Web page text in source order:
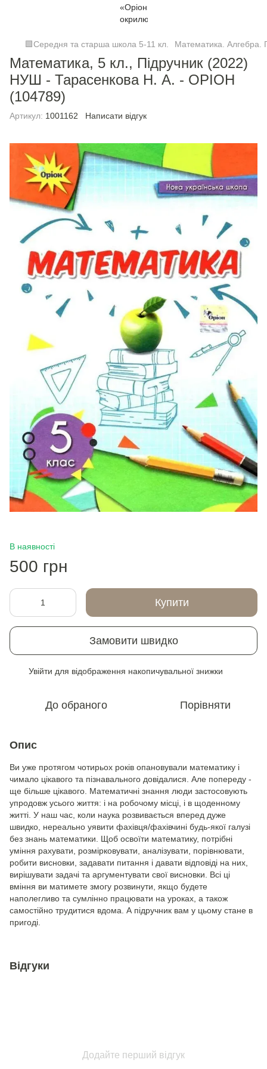
🟩Середня та старша школа 5-11 кл. Математика. Алгебра.
Математика, 5 кл., Підручник (2022)
НУШ - Тарасенкова Н. А. - ОРІОН
(104789)
Артикул: 1001162 Написати відгук
В наявності
500 грн
Купити
Замовити швидко
Увійти для відображення накопичувальної знижки
До обраного Порівняти
Опис
Ви уже протягом чотирьох років опановували математику і
чимало цікавого та пізнавального довідалися. Але попереду -
ще більше цікавого. Математичні знання люди застосовують
упродовж усього життя: і на робочому місці, і в щоденному
житті. У наш час, коли наука розвивається вперед дуже
швидко, нереально уявити фахівця/фахівчині будь-якої галузі
без знань математики. Щоб освоїти математику, потрібні
уміння рахувати, розмірковувати, аналізувати, порівнювати,
робити висновки, задавати питання і давати відповіді на них,
вирішувати задачі та аргументувати свої висновки. Всі ці
вміння ви матимете змогу розвинути, якщо будете
наполегливо та сумлінно працювати на уроках, а також
самостійно трудитися вдома. А підручник вам у цьому стане в
пригоді.
Відгуки
Додайте перший відгук